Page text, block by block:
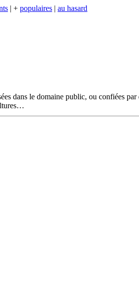
| + populaires | au hasard
dans le domaine public, ou confiées